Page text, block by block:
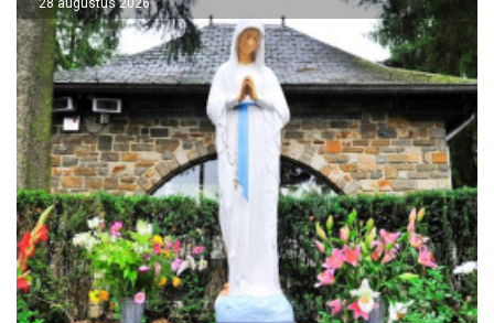
28 augustus 2026